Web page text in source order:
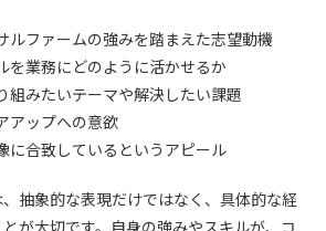
ルファームの強みを踏まえた志望動機
を業務にどのように活かせるか
組みたいテーマや解決したい課題
アップへの意欲
に合致しているというアピール
抽象的な表現だけではなく、具体的な経